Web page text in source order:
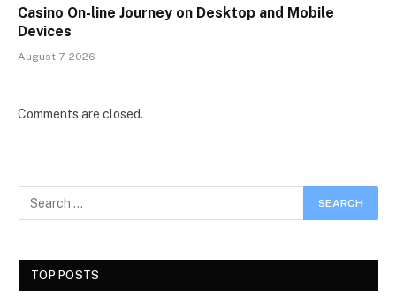
Casino On-line Journey on Desktop and Mobile
Devices
August 7, 2026
Comments are closed.
TOP POSTS